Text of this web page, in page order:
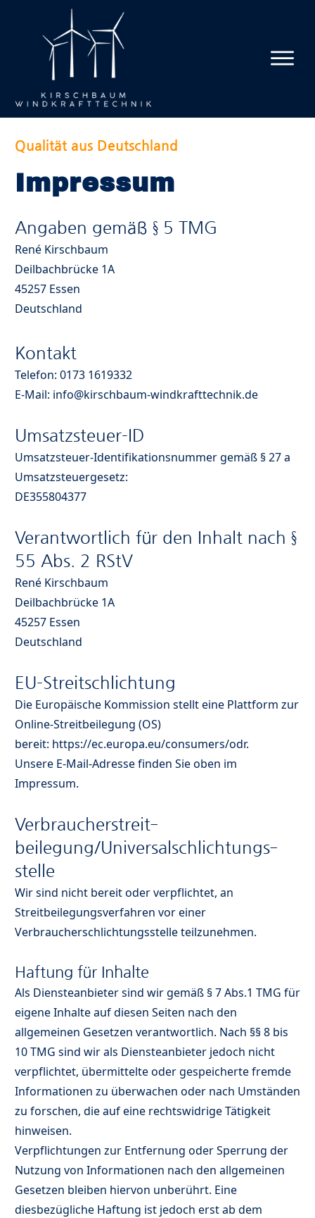
Qualität aus Deutschland
Impressum
Angaben gemäß § 5 TMG
René Kirschbaum
Deilbachbrücke 1A
45257 Essen
Deutschland
Kontakt
Telefon: 0173 1619332
E-Mail: info@kirschbaum-windkrafttechnik.de
Umsatzsteuer-ID
Umsatzsteuer-Identifikationsnummer gemäß § 27 a
Umsatzsteuergesetz:
DE355804377
Verantwortlich für den Inhalt nach §
55 Abs. 2 RStV
René Kirschbaum
Deilbachbrücke 1A
45257 Essen
Deutschland
EU-Streitschlichtung
Die Europäische Kommission stellt eine Plattform zur
Online-Streitbeilegung (OS)
bereit: https://ec.europa.eu/consumers/odr.
Unsere E-Mail-Adresse finden Sie oben im
Impressum.
Verbraucher­streit­
beilegung/Universal­schlichtungs­
stelle
Wir sind nicht bereit oder verpflichtet, an
Streitbeilegungsverfahren vor einer
Verbraucherschlichtungsstelle teilzunehmen.
Haftung für Inhalte
Als Diensteanbieter sind wir gemäß § 7 Abs.1 TMG für
eigene Inhalte auf diesen Seiten nach den
allgemeinen Gesetzen verantwortlich. Nach §§ 8 bis
10 TMG sind wir als Diensteanbieter jedoch nicht
verpflichtet, übermittelte oder gespeicherte fremde
Informationen zu überwachen oder nach Umständen
zu forschen, die auf eine rechtswidrige Tätigkeit
hinweisen.
Verpflichtungen zur Entfernung oder Sperrung der
Nutzung von Informationen nach den allgemeinen
Gesetzen bleiben hiervon unberührt. Eine
diesbezügliche Haftung ist jedoch erst ab dem